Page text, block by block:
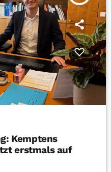
Kemptens
erstmals auf